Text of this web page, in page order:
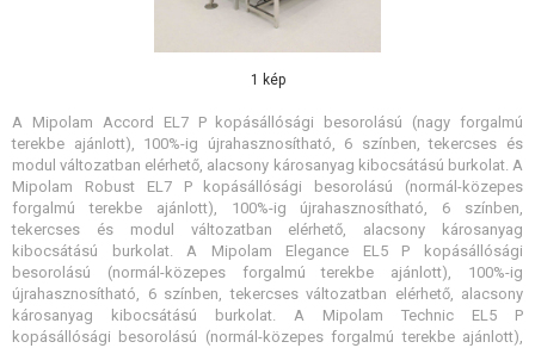
1 kép
A Mipolam Accord EL7 P kopásállósági besorolású (nagy forgalmú
terekbe ajánlott), 100%-ig újrahasznosítható, 6 színben, tekercses és
modul változatban elérhető, alacsony károsanyag kibocsátású burkolat. A
Mipolam Robust EL7 P kopásállósági besorolású (normál-közepes
forgalmú terekbe ajánlott), 100%-ig újrahasznosítható, 6 színben,
tekercses és modul változatban elérhető, alacsony károsanyag
kibocsátású burkolat. A Mipolam Elegance EL5 P kopásállósági
besorolású (normál-közepes forgalmú terekbe ajánlott), 100%-ig
újrahasznosítható, 6 színben, tekercses változatban elérhető, alacsony
károsanyag kibocsátású burkolat. A Mipolam Technic EL5 P
kopásállósági besorolású (normál-közepes forgalmú terekbe ajánlott),